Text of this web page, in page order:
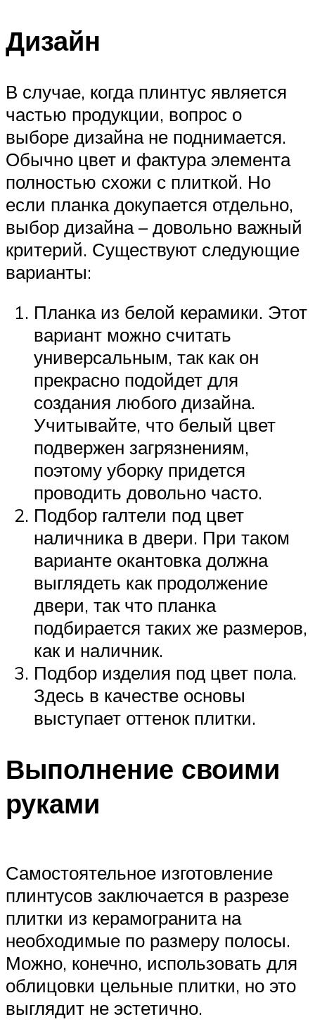
Дизайн
В случае, когда плинтус является
частью продукции, вопрос о
выборе дизайна не поднимается.
Обычно цвет и фактура элемента
полностью схожи с плиткой. Но
если планка докупается отдельно,
выбор дизайна – довольно важный
критерий. Существуют следующие
варианты:
Планка из белой керамики. Этот
вариант можно считать
универсальным, так как он
прекрасно подойдет для
создания любого дизайна.
Учитывайте, что белый цвет
подвержен загрязнениям,
поэтому уборку придется
проводить довольно часто.
Подбор галтели под цвет
наличника в двери. При таком
варианте окантовка должна
выглядеть как продолжение
двери, так что планка
подбирается таких же размеров,
как и наличник.
Подбор изделия под цвет пола.
Здесь в качестве основы
выступает оттенок плитки.
Выполнение своими
руками
Самостоятельное изготовление
плинтусов заключается в разрезе
плитки из керамогранита на
необходимые по размеру полосы.
Можно, конечно, использовать для
облицовки цельные плитки, но это
выглядит не эстетично.